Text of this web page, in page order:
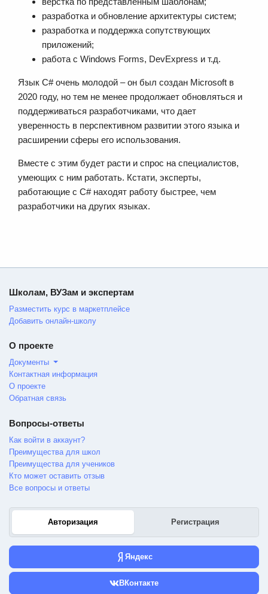
разработка и обновление архитектуры систем;
разработка и поддержка сопутствующих
приложений;
работа с Windows Forms, DevExpress и т.д.
Язык C# очень молодой – он был создан Microsoft в
2020 году, но тем не менее продолжает обновляться и
поддерживаться разработчиками, что дает
уверенность в перспективном развитии этого языка и
расширении сферы его использования.
Вместе с этим будет расти и спрос на специалистов,
умеющих с ним работать. Кстати, эксперты,
работающие с C# находят работу быстрее, чем
разработчики на других языках.
Школам, ВУЗам и экспертам
Разместить курс в маркетплейсе
Добавить онлайн-школу
О проекте
Документы
Контактная информация
О проекте
Обратная связь
Вопросы-ответы
Как войти в аккаунт?
Преимущества для школ
Преимущества для учеников
Кто может оставить отзыв
Все вопросы и ответы
Авторизация Регистрация
Яндекс
ВКонтакте